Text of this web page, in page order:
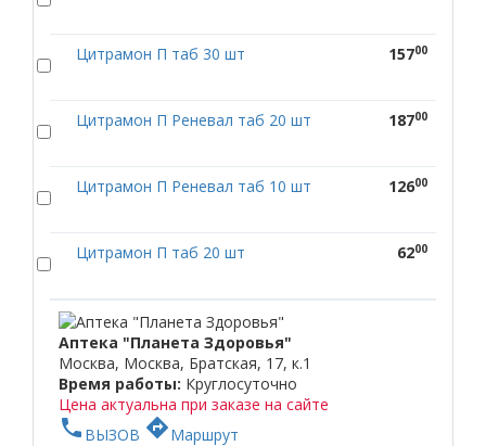
Цитрамон П таб 30 шт 15700
Цитрамон П Реневал таб 20 шт 18700
Цитрамон П Реневал таб 10 шт 12600
Цитрамон П таб 20 шт 6200
Аптека "Планета Здоровья"
Москва, Москва, Братская, 17, к.1
Время работы: Круглосуточно
Цена актуальна при заказе на сайте
phone ВЫЗОВ directionsМаршрут